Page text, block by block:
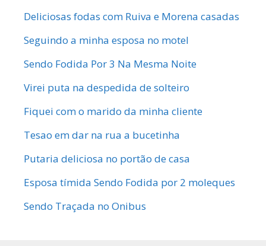
Deliciosas fodas com Ruiva e Morena casadas
Seguindo a minha esposa no motel
Sendo Fodida Por 3 Na Mesma Noite
Virei puta na despedida de solteiro
Fiquei com o marido da minha cliente
Tesao em dar na rua a bucetinha
Putaria deliciosa no portão de casa
Esposa tímida Sendo Fodida por 2 moleques
Sendo Traçada no Onibus